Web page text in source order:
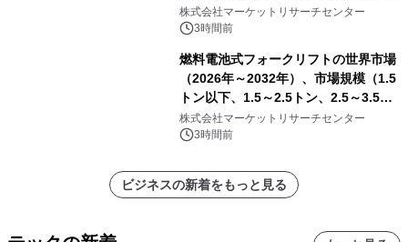
皮効果）・分析レポートを発表
株式会社マーケットリサーチセンター
3時間前
燃料電池式フォークリフトの世界市場
（2026年～2032年）、市場規模（1.5
トン以下、1.5～2.5トン、2.5～3.5ト
ン、3.5～5.0トン、その他）・分析レ
ポートを発表
株式会社マーケットリサーチセンター
3時間前
ビジネスの新着をもっと見る